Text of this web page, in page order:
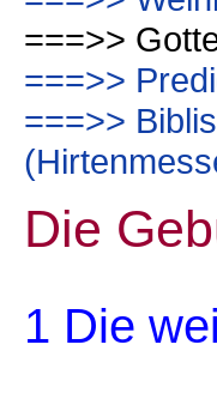
===>>
===>>
===>>
Die
1 Die